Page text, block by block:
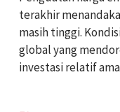
terakhir
masih tinggi.
global yang
investasi relatif